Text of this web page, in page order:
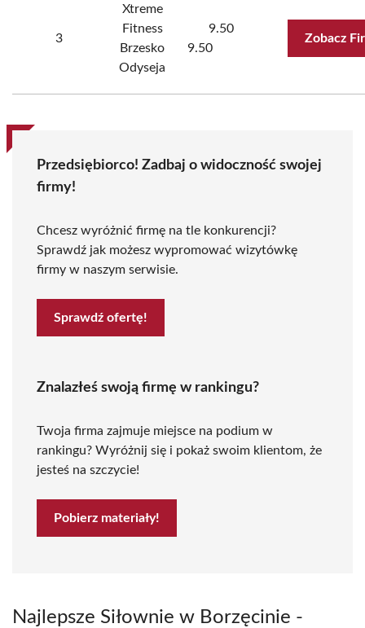
3
Xtreme
Fitness
Brzesko
Odyseja
9.50
9.50
Zobacz
Przedsiębiorco! Zadbaj o widoczność swojej
firmy!
Chcesz wyróżnić firmę na tle konkurencji?
Sprawdź jak możesz wypromować wizytówkę
firmy w naszym serwisie.
Sprawdź ofertę!
Znalazłeś swoją firmę w rankingu?
Twoja firma zajmuje miejsce na podium w
rankingu? Wyróżnij się i pokaż swoim klientom, że
jesteś na szczycie!
Pobierz materiały!
Najlepsze Siłownie w Borzęcinie -